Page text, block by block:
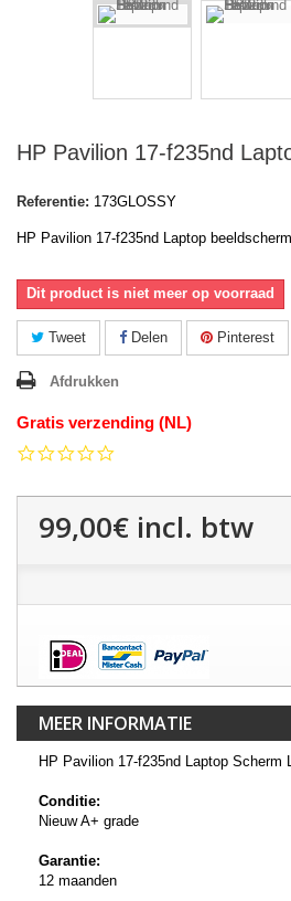
HP Pavilion 17-f235nd
Referentie: 173GLOSSY
HP Pavilion 17-f235nd Laptop
Dit product is niet meer op voorraad
Tweet Delen Pinterest
Afdrukken
Gratis verzending (NL)
99,00€ incl. btw
MEER INFORMATIE
HP Pavilion 17-f235nd Laptop Scherm
Conditie:
Nieuw A+ grade
Garantie:
12 maanden